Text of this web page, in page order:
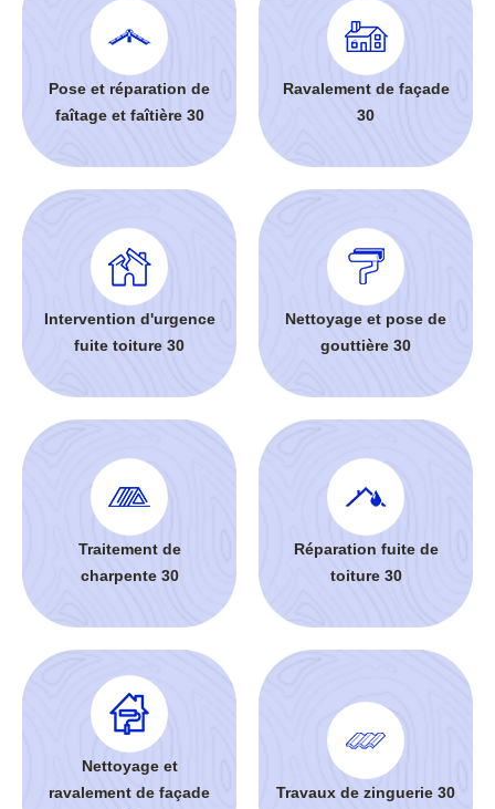
Pose et réparation de
faîtage et faîtière 30
Ravalement de façade
30
Intervention d'urgence
fuite toiture 30
Nettoyage et pose de
gouttière 30
Traitement de
charpente 30
Réparation fuite de
toiture 30
Nettoyage et
ravalement de façade
Travaux de zinguerie 30